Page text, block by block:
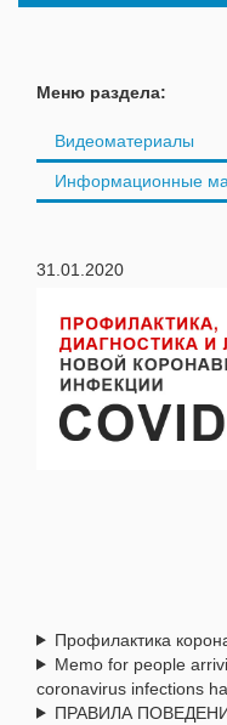
Меню раздела:
Видеоматериалы
Информационные
31.01.2020
Профилактика
Memo for people
coronavirus infections
ПРАВИЛА